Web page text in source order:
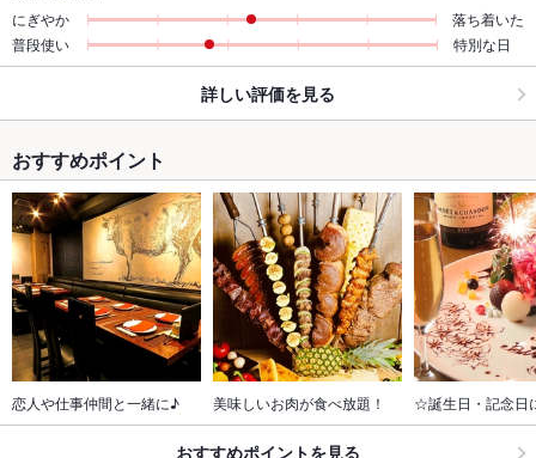
にぎやか
落ち着いた
普段使い
特別な日
詳しい評価を見る
おすすめポイント
恋人や仕事仲間と一緒に♪ 美味しいお肉が食べ放題！ ☆誕生日・記念
おすすめポイントを見る